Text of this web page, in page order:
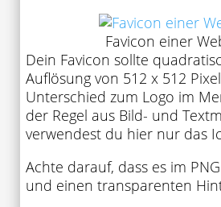
Favicon einer
Dein Favicon sollte
Auflösung von 512 x 512
Unterschied zum Logo im
der Regel aus Bild- und
verwendest du hier nur das
Achte darauf, dass es im
und einen transparenten